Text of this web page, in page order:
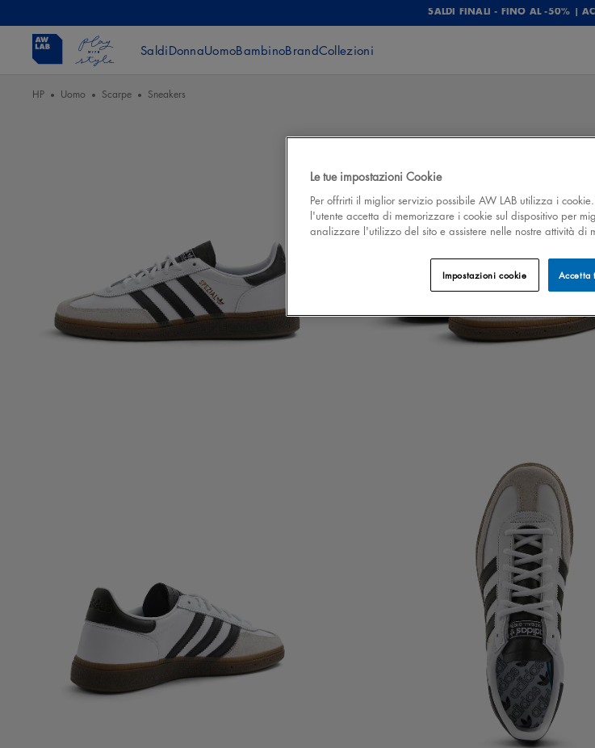
SALDI FINALI - FINO AL -50% |
SaldiDonnaUomoBambinoBrandCollezioni
HP Uomo Scarpe Sneakers
Le tue impostazioni Cookie
Per offrirti il miglior servizio possibile AW LAB utilizza i
l'utente accetta di memorizzare i cookie sul dispositivo per
analizzare l'utilizzo del sito e assistere nelle nostre attività di
Accetta
Impostazioni cookie